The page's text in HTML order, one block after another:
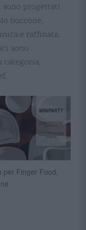
progettati
boccone,
e raffinata.
sono
categoria,
Finger Food,